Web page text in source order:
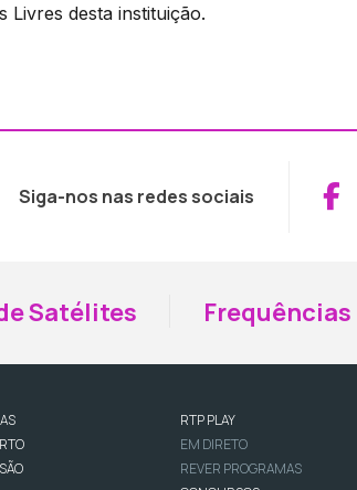
desta instituição.
Siga-nos nas redes sociais
Satélites Frequências
RTP PLAY
EM DIRETO
REVER PROGRAMAS